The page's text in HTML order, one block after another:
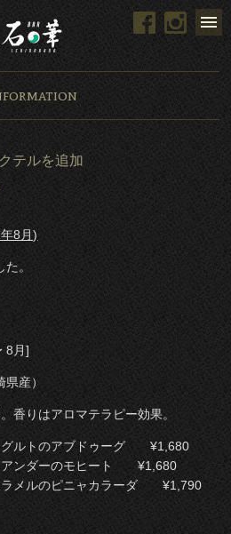
Bar 石の華 -BARFacebook
テルを追加
8月)
。
8月]
産）
香りはアロマテラピー効果。
グルトのアブドゥーグ ¥1,680
アンダーのモヒート ¥1,680
ラメルのピニャカラーダ ¥1,790